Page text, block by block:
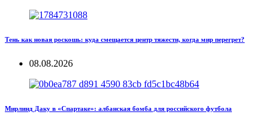
Тень как новая роскошь: куда смещается центр тяжести, когда мир перегрет?
08.08.2026
Мирлинд Даку в «Спартаке»: албанская бомба для российского футбола